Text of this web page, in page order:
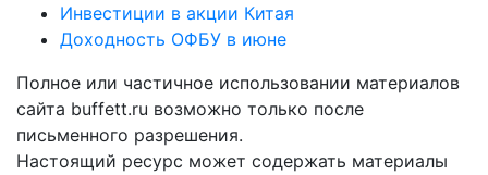
Инвестиции в акции Китая
Доходность ОФБУ в июне
Полное или частичное использовании материалов
сайта buffett.ru возможно только после
письменного разрешения.
Настоящий ресурс может содержать материалы